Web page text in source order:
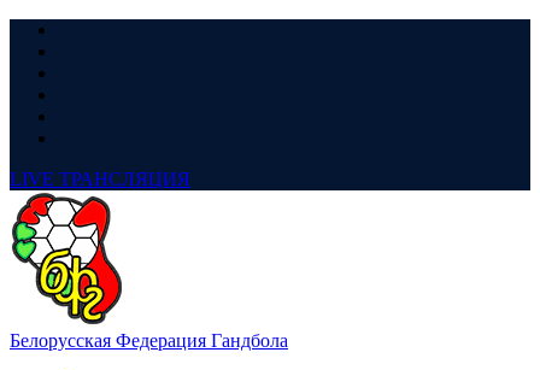
LIVE ТРАНСЛЯЦИЯ
Белорусская Федерация Гандбола